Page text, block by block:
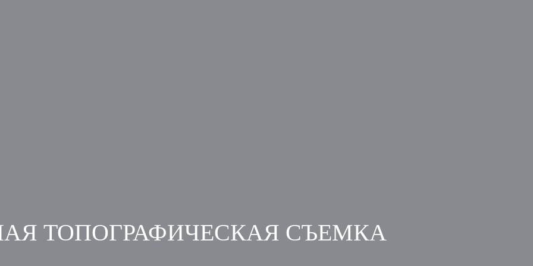
ТОПОГРАФИЧЕСКАЯ СЪЕМКА